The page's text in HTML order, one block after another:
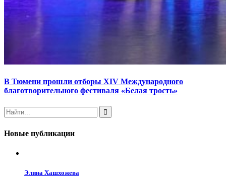
В Тюмени прошли отборы XIV Международного
благотворительного фестиваля «Белая трость»
Новые публикации
Элина Хашхожева